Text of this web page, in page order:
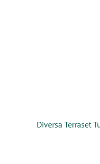
Diversa Terraset